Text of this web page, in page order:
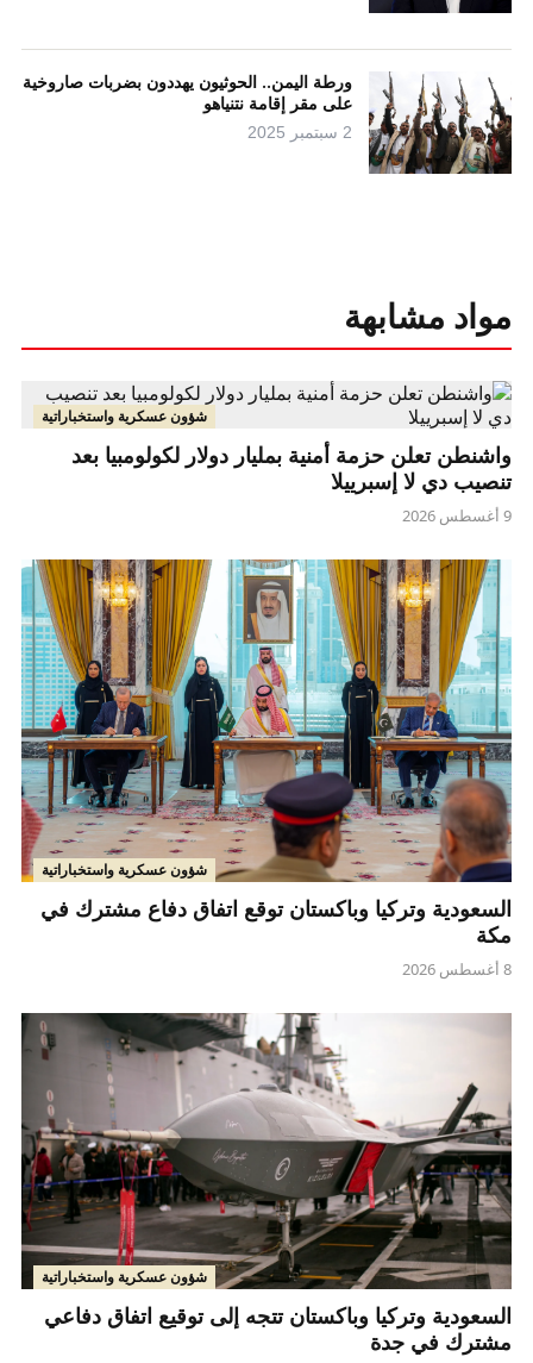
ورطة اليمن.. الحوثيون يهددون بضربات صاروخية
على مقر إقامة نتنياهو
2 سبتمبر 2025
مواد مشابهة
شؤون عسكرية واستخباراتية
واشنطن تعلن حزمة أمنية بمليار دولار لكولومبيا بعد
تنصيب دي لا إسبرييلا
9 أغسطس 2026
شؤون عسكرية واستخباراتية
السعودية وتركيا وباكستان توقع اتفاق دفاع مشترك في
مكة
8 أغسطس 2026
شؤون عسكرية واستخباراتية
السعودية وتركيا وباكستان تتجه إلى توقيع اتفاق دفاعي
مشترك في جدة